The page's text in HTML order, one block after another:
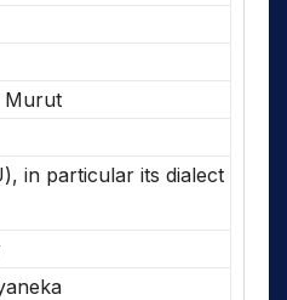
Murut
in particular its dialect